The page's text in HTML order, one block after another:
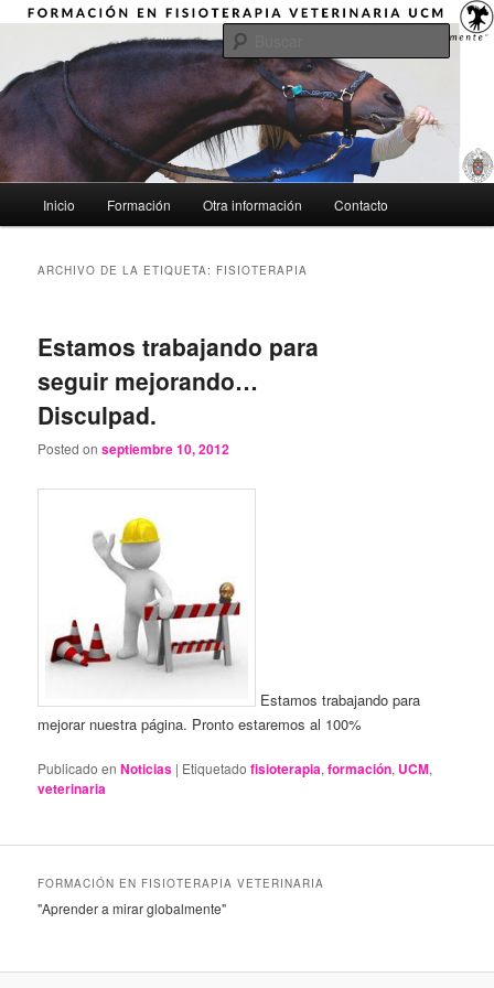
contenido
principal
contenido
secundarioFormación en Fisioterapia
Veterinaria UCM
"Aprender a mirar globalmente"
Buscar
principal
Inicio Formación Otra información Contacto
ARCHIVO DE LA ETIQUETA: FISIOTERAPIA
Estamos trabajando para
seguir mejorando…
Disculpad.
Posted onseptiembre 10, 2012
Estamos trabajando para
mejorar nuestra página. Pronto estaremos al 100%
Publicado en Noticias | Etiquetado fisioterapia,formación, UCM,
veterinaria
FORMACIÓN EN FISIOTERAPIA VETERINARIA
"Aprender a mirar globalmente"